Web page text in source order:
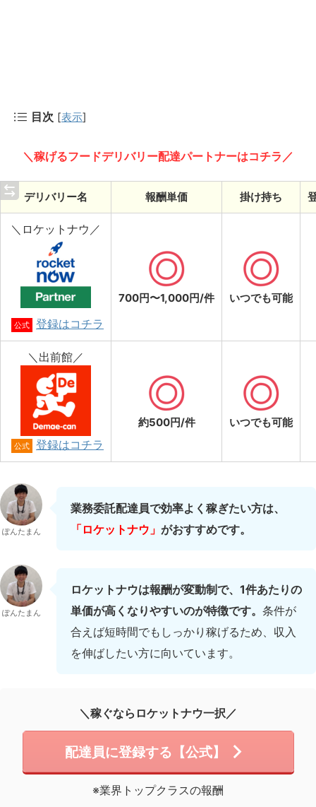
目次 [表示]
＼稼げるフードデリバリー配達パートナーはコチラ／
デリバリー名 報酬単価 掛け持ち
＼ロケットナウ／
公式 登録はコチラ
700円〜1,000円/件 いつでも可能
＼出前館／
公式 登録はコチラ
約500円/件 いつでも可能
ぽんたまん
業務委託配達員で効率よく稼ぎたい方は、
「ロケットナウ」 がおすすめです。
ぽんたまん
ロケットナウは報酬が変動制で、1件あたりの
単価が高くなりやすいのが特徴です。 条件が
合えば短時間でもしっかり稼げるため、収入
を伸ばしたい方に向いています。
＼稼ぐならロケットナウ一択／
配達員に登録する【公式】
※業界トップクラスの報酬